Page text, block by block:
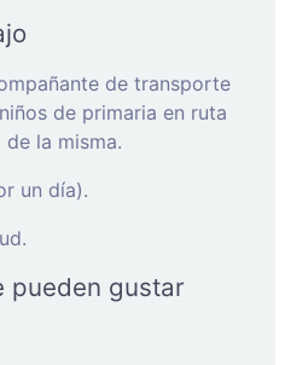
de transporte
de primaria en ruta
la misma.
un día).
pueden gustar